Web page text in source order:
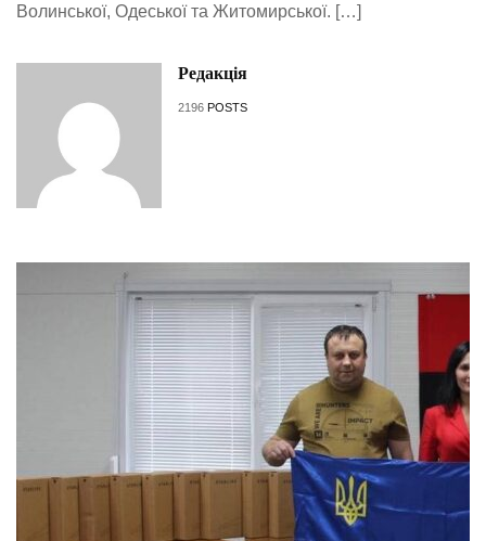
Волинської, Одеської та Житомирської. […]
Редакція
2196 POSTS